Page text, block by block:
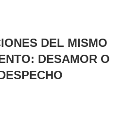
DEL MISMO
DESAMOR O